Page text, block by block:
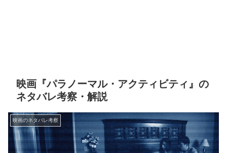
映画『パラノーマル・アクティビティ』の
ネタバレ考察・解説
映画のネタバレ考察